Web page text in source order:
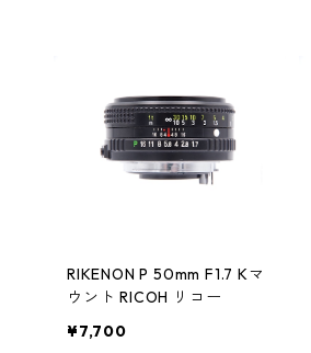
RIKENON P 50mm F1.7 Kマ
ウント RICOH リコー
¥7,700